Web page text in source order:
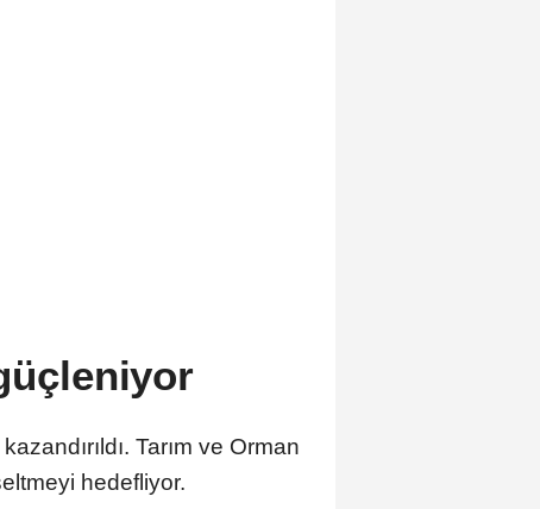
Tarım ve Orman
hedefliyor.